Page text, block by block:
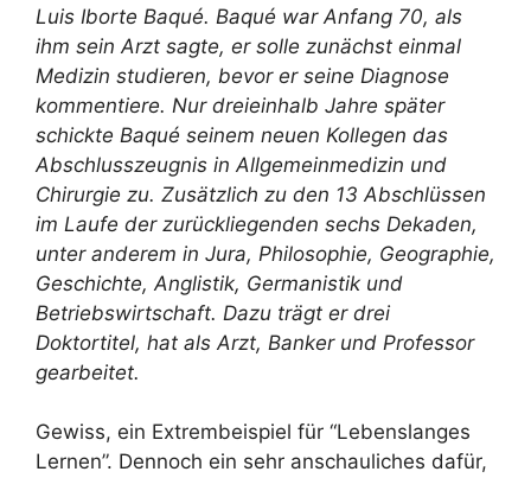
Luis Iborte Baqué. Baqué war Anfang 70, als
ihm sein Arzt sagte, er solle zunächst einmal
Medizin studieren, bevor er seine Diagnose
kommentiere. Nur dreieinhalb Jahre später
schickte Baqué seinem neuen Kollegen das
Abschlusszeugnis in Allgemeinmedizin und
Chirurgie zu. Zusätzlich zu den 13 Abschlüssen
im Laufe der zurückliegenden sechs Dekaden,
unter anderem in Jura, Philosophie, Geographie,
Geschichte, Anglistik, Germanistik und
Betriebswirtschaft. Dazu trägt er drei
Doktortitel, hat als Arzt, Banker und Professor
gearbeitet.
Gewiss, ein Extrembeispiel für “Lebenslanges
Lernen”. Dennoch ein sehr anschauliches dafür,